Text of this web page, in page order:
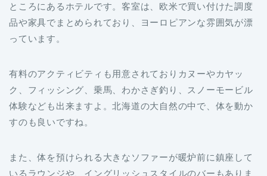
ところにあるホテルです。客室は、欧米で買い付けた調度
品や家具でまとめられており、ヨーロピアンな雰囲気が漂
っています。
有料のアクティビティも用意されておりカヌーやカヤッ
ク、フィッシング、乗馬、わかさぎ釣り、スノーモービル
体験なども出来ますよ。北海道の大自然の中で、体を動か
すのも良いですね。
また、体を預けられる大きなソファーが暖炉前に鎮座して
いるラウンジや、イングリッシュスタイルのバーもありま